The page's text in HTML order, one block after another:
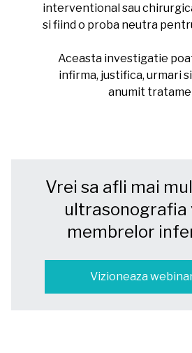
interventional sau
si fiind o proba neutra
Aceasta investigatie
infirma, justifica, urmari
anumit
Vrei sa afli mai
ultrasonografia
membrelor
Vizioneaza